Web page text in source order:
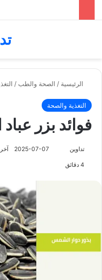
الرئيسية / الصحة والطب /
التغذية والصحة
فوائد بزر
تداوين 2025-07-07 آخر